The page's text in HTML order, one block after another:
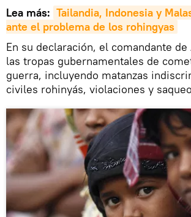
Lea más: Tailandia, Indonesia y
ante el problema de los rohingyas
En su declaración, el comandante de
las tropas gubernamentales de
guerra, incluyendo matanzas
civiles rohinyás, violaciones y